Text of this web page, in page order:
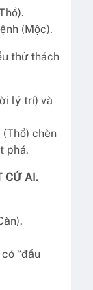
(Mộc).
thử thách
lý trí) và
(Thổ) chèn
phá.
CỨ AI.
“đầu